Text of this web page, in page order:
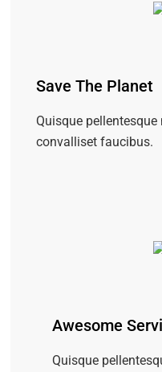
Save The Planet
Quisque
convalliset faucibus.
Awesome
Quisque